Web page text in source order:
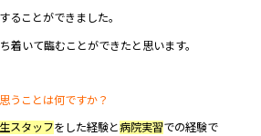
ることができました。
着いて臨むことができたと思います。
うことは何ですか？
スタッフをした経験と病院実習での経験で